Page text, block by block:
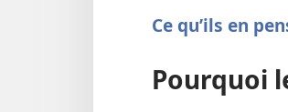
Ce qu’ils en
Pourquoi